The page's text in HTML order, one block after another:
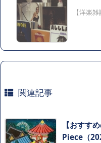
【洋楽
関連記事
【おすす
Piece（